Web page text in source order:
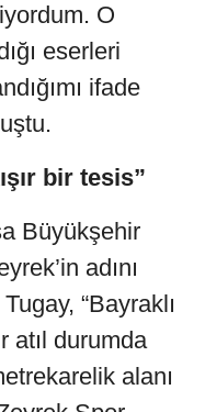
O
eserleri
ifade
bir tesis”
Büyükşehir
adını
“Bayraklı
atıl durumda
alanı